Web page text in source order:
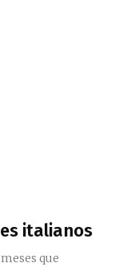
italianos
que